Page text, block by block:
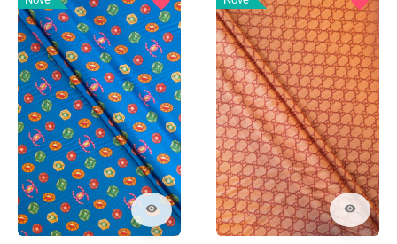
visibility visibility